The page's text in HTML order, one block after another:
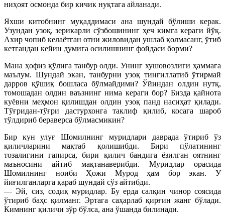
ниҳоят осмонда бир кичик нуқтага айланади.
Яхши китобнинг муқаддимаси ана шундай бўлиши керак.
Узундан узоқ, зерикарли сўзбошининг ҳеч кимга кераги йўқ.
Ахир чопиб келаётган отни жиловидан ушлаб қолмасанг, ўтиб
кетгандан кейин думига осилишнинг фойдаси борми?
Мана ҳофиз қўлига танбур олди. Унинг хушовозлиги ҳаммага
маълум. Шундай экан, танбурни узоқ тинғиллатиб ўтирмай
дарров қўшиқ бошласа бўлмайдими? Ўйиндан олдин нутқ,
томошадан олдин ваъзнинг нима кераги бор? Бизда қайнота
куёвни меҳмон қилишдан олдин узоқ панд насиҳат қилади.
Тўғридан-тўғри дастурхонга таклиф қилиб, косага шароб
тўлдириб бераверса бўлмасмикин?
Бир кун улуғ Шомилнинг муридлари даврада ўтириб ўз
қиличларини мақтаб қолишибди. Бири пўлатининг
тозалигини гапирса, бири қилич бандига ёзилган оятнинг
маъносини айтиб мақтанаверибди. Муридлар орасида
Шомилнинг ноиби Ҳожи Мурод ҳам бор экан. У
йиғилганларга қараб шундай сўз айтибди.
— Эй, сиз, содиқ муридлар. Бу ерда салқин чинор соясида
ўтириб баҳс қилманг. Эртага саҳарлаб қирғин жанг бўлади.
Кимнинг қиличи зўр бўлса, ана ўшанда билинади.